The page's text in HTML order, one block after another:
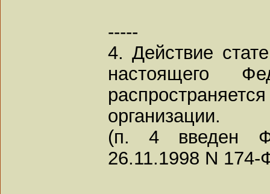
-----
4. Действие
настоящего
организации.
(п. 4 введен
26.11.1998 N 174-